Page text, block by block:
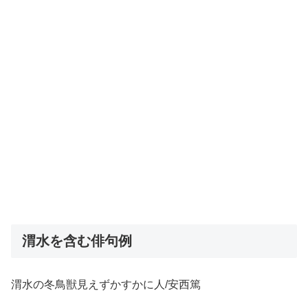
渭水を含む俳句例
渭水の冬鳥獣見えずかすかに人/安西篤